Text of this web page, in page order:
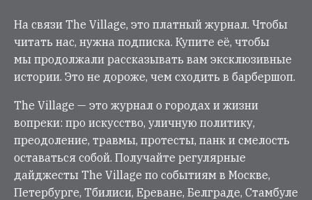
На связи The Village, это платный журнал. Чтобы
читать нас, нужна подписка. Купите её, чтобы
мы продолжали рассказывать вам эксклюзивные
истории. Это не дороже, чем сходить в барбершоп.
The Village — это журнал о городах и жизни
вопреки: про искусство, уличную политику,
преодоление, травмы, протесты, панк и смелость
оставаться собой. Получайте регулярные
дайджесты The Village по событиям в Москве,
Петербурге, Тбилиси, Ереване, Белграде, Стамбуле